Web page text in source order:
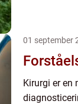
01 september
Kirurgi er en